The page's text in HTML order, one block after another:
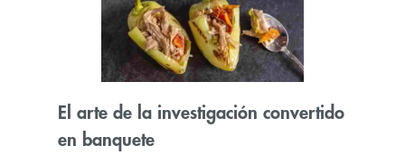
El arte de la investigación convertido
en banquete